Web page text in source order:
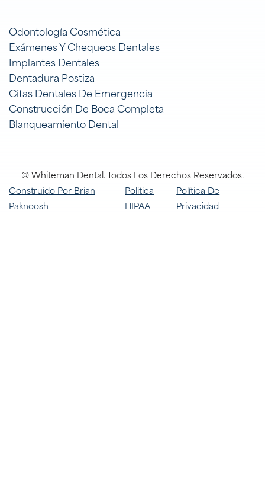
Odontología Cosmética
Exámenes Y Chequeos Dentales
Implantes Dentales
Dentadura Postiza
Citas Dentales De Emergencia
Construcción De Boca Completa
Blanqueamiento Dental
© Whiteman Dental. Todos Los Derechos Reservados.
Construido Por Brian
Paknoosh
Politica
HIPAA
Política De
Privacidad